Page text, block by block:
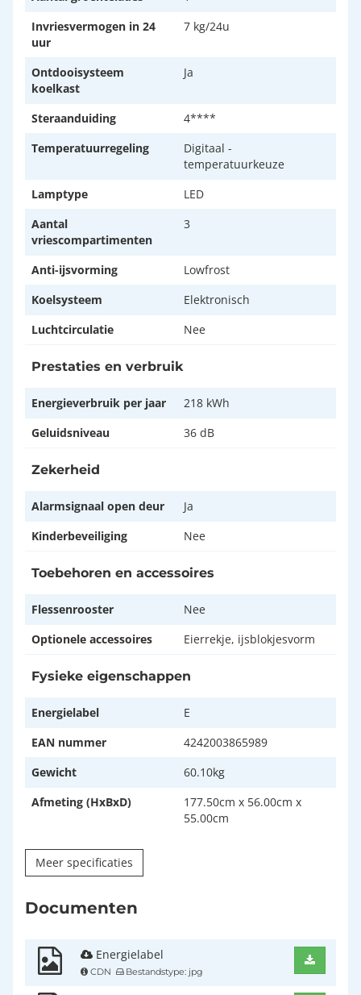
Invriesvermogen in 24
uur
7 kg/24u
Ontdooisysteem
koelkast
Ja
Steraanduiding
4****
Temperatuurregeling
Digitaal -
temperatuurkeuze
Lamptype
LED
Aantal
vriescompartimenten
3
Anti-ijsvorming
Lowfrost
Koelsysteem
Elektronisch
Luchtcirculatie
Nee
Prestaties en verbruik
Energieverbruik per jaar
218 kWh
Geluidsniveau
36 dB
Zekerheid
Alarmsignaal open deur
Ja
Kinderbeveiliging
Nee
Toebehoren en accessoires
Flessenrooster
Nee
Optionele accessoires
Eierrekje, ijsblokjesvorm
Fysieke eigenschappen
Energielabel
E
EAN nummer
4242003865989
Gewicht
60.10kg
Afmeting (HxBxD)
177.50cm x 56.00cm x
55.00cm
Meer specificaties
Documenten
Energielabel
CDN Bestandstype: jpg